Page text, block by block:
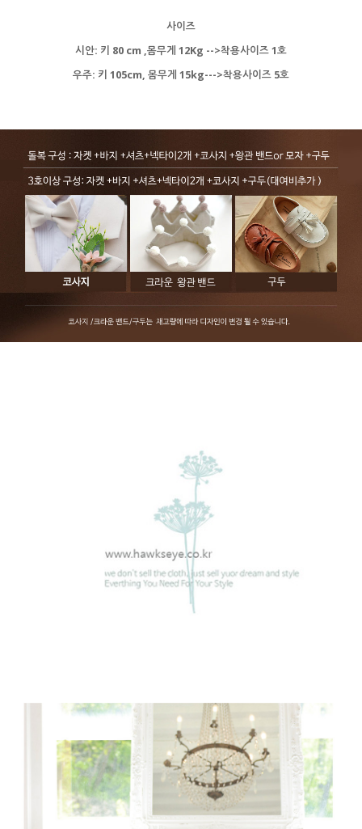
사이즈
시안: 키 80 cm ,몸무게 12Kg -->착용사이즈 1호
우주: 키 105cm, 몸무게 15kg--->착용사이즈 5호